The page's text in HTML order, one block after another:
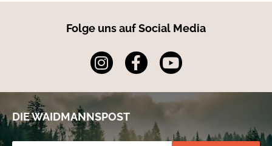
Folge uns auf Social Media
DIE WAIDMANNSPOST